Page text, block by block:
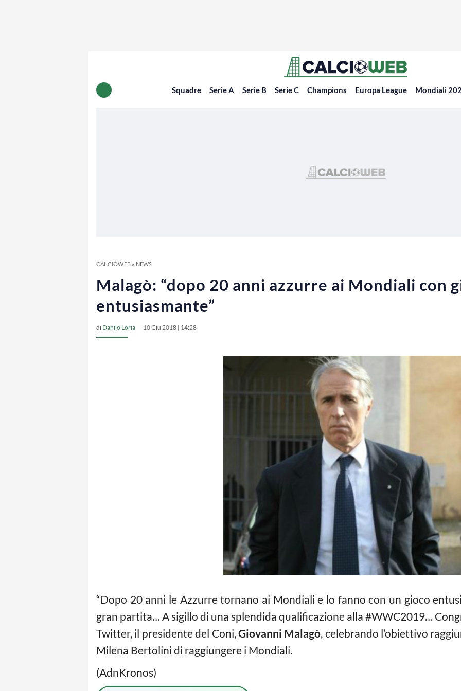
Squadre Serie A Serie B Serie C Champions Europa League Mondiali
CALCIOWEB» NEWS
Malagò: “dopo 20 anni azzurre ai Mondiali con
entusiasmante”
di Danilo Loria 10 Giu 2018 | 14:28
“Dopo 20 anni le Azzurre tornano ai Mondiali e lo fanno con un gioco
gran partita… A sigillo di una splendida qualificazione alla #WWC2019…
Twitter, il presidente del Coni,Giovanni Malagò, celebrando l’obiettivo
Milena Bertolini di raggiungere i Mondiali.
(AdnKronos)